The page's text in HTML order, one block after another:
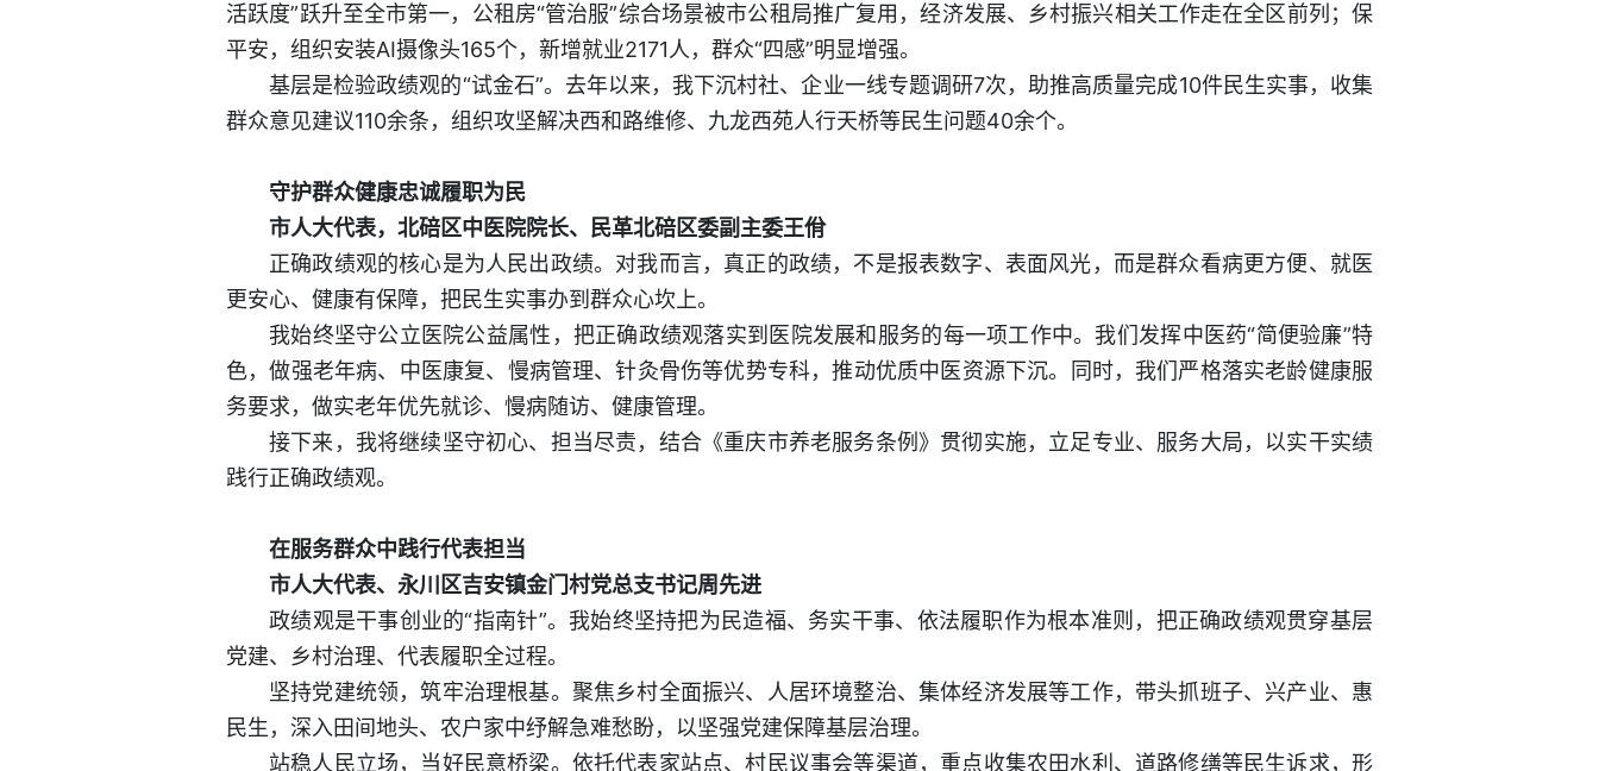
活跃度”跃升至全市第一，公租房“管治服”综合场景被市公租局推广复用，经济发展、乡村振兴相关工作走在全区前列；保
平安，组织安装AI摄像头165个，新增就业2171人，群众“四感”明显增强。
基层是检验政绩观的“试金石”。去年以来，我下沉村社、企业一线专题调研7次，助推高质量完成10件民生实事，收集
群众意见建议110余条，组织攻坚解决西和路维修、九龙西苑人行天桥等民生问题40余个。
守护群众健康忠诚履职为民
市人大代表，北碚区中医院院长、民革北碚区委副主委王佾
正确政绩观的核心是为人民出政绩。对我而言，真正的政绩，不是报表数字、表面风光，而是群众看病更方便、就医
更安心、健康有保障，把民生实事办到群众心坎上。
我始终坚守公立医院公益属性，把正确政绩观落实到医院发展和服务的每一项工作中。我们发挥中医药“简便验廉”特
色，做强老年病、中医康复、慢病管理、针灸骨伤等优势专科，推动优质中医资源下沉。同时，我们严格落实老龄健康服
务要求，做实老年优先就诊、慢病随访、健康管理。
接下来，我将继续坚守初心、担当尽责，结合《重庆市养老服务条例》贯彻实施，立足专业、服务大局，以实干实绩
践行正确政绩观。
在服务群众中践行代表担当
市人大代表、永川区吉安镇金门村党总支书记周先进
政绩观是干事创业的“指南针”。我始终坚持把为民造福、务实干事、依法履职作为根本准则，把正确政绩观贯穿基层
党建、乡村治理、代表履职全过程。
坚持党建统领，筑牢治理根基。聚焦乡村全面振兴、人居环境整治、集体经济发展等工作，带头抓班子、兴产业、惠
民生，深入田间地头、农户家中纾解急难愁盼，以坚强党建保障基层治理。
站稳人民立场，当好民意桥梁。依托代表家站点、村民议事会等渠道，重点收集农田水利、道路修缮等民生诉求，形